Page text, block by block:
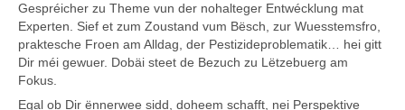
Gespréicher zu Theme vun der nohalteger Entwécklung mat
Experten. Sief et zum Zoustand vum Bësch, zur Wuesstemsfro,
praktesche Froen am Alldag, der Pestizideproblematik… hei gitt
Dir méi gewuer. Dobäi steet de Bezuch zu Lëtzebuerg am
Fokus.
Egal ob Dir ënnerwee sidd, doheem schafft, nei Perspektive